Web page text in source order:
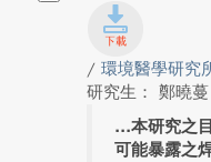
/ 環境醫學研究
研究生： 鄭曉蔓
本研究之
可能暴露之